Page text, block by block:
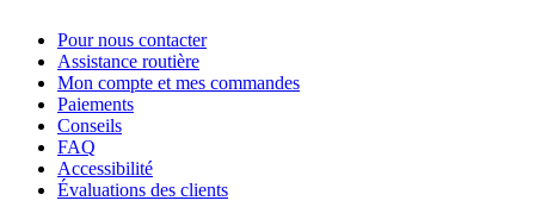
Pour nous contacter
Assistance routière
Mon compte et mes commandes
Paiements
Conseils
FAQ
Accessibilité
Évaluations des clients